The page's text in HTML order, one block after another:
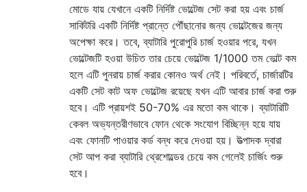
মোডে যায় যেখানে একটি নির্দিষ্ট ভোল্টেজ সেট করা হয় এবং চার্জ
সার্কিটরি একটি নির্দিষ্ট প্রান্তে পৌঁছানোর জন্য ভোল্টেজের জন্য
অপেক্ষা করে। তবে, ব্যাটারি পুরোপুরি চার্জ হওয়ার পরে, যখন
ভোল্টেজটি হওয়া উচিত তার চেয়ে ভোল্টেজ 1/1000 তম ভোল্ট কম
হলে এটি পুনরায় চার্জ করার কোনও অর্থ নেই। পরিবর্তে, চার্জারটির
একটি সেট কাট অফ ভোল্টেজ রয়েছে যখন এটি আবার চার্জ করা শুরু
হবে। এটি প্রায়শই 50-70% এর মতো কম থাকে। ব্যাটারিটি
কেবল অভ্যন্তরীণভাবে ফোন থেকে সংযোগ বিচ্ছিন্ন হয়ে যায়
এবং ফোনটি পাওয়ার কর্ড বন্ধ করে দেওয়া হয়। উত্পাদক দ্বারা
সেট আপ করা ব্যাটারি থ্রেশোল্ডের চেয়ে কম গেলেই চার্জিং শুরু
হবে।